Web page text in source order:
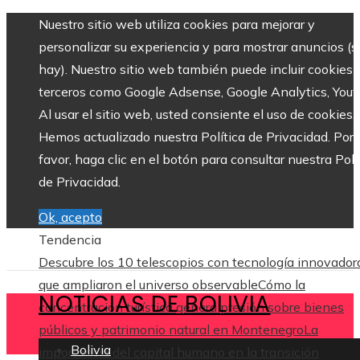
Nuestro sitio web utiliza cookies para mejorar y
personalizar su experiencia y para mostrar anuncios
hay). Nuestro sitio web también puede incluir cookies
terceros como Google Adsense, Google Analytics,
Al usar el sitio web, usted consiente el uso de cookies.
Hemos actualizado nuestra Política de Privacidad. Por
favor, haga clic en el botón para consultar nuestra
de Privacidad.
Ok, acepto
Tendencia
Descubre los 10 telescopios con tecnología
que ampliaron el universo observableCómo la
concentración turística genera presión sobre bienes
públicos y patrimonio natural en MontenegroLa
importancia del capital humano en la transición
NOTICIAS DE BOLIVIA
Bolivia